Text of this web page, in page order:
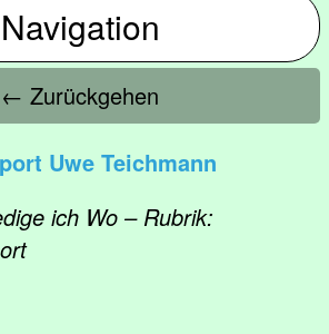
Navigation
← Zurückgehen
Uwe Teichmann
ich Wo – Rubrik: